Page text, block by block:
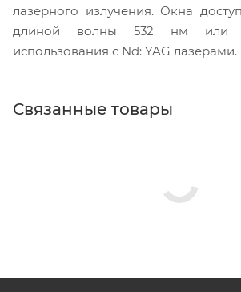
лазерного излучения. Окна
длиной волны 532 нм или
использования с Nd: YAG лазерами.
Связанные товары